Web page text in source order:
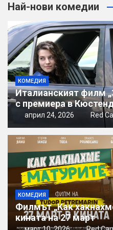
Най-нови комедии
КОМЕДИЯ
Италианският филм
с премиера в
април 24, 2026 Red
КОМЕДИЯ
Филмът „Как
кината на 27 март